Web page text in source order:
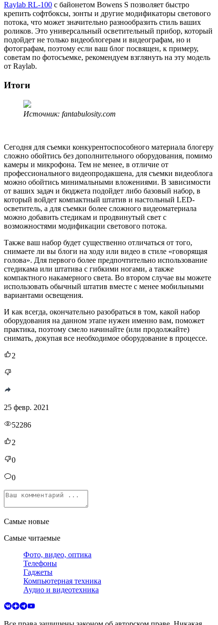
Raylab RL-100 с байонетом Bowens S позволяет быстро
крепить софтбоксы, зонты и другие модификаторы светового
потока, что может значительно разнообразить стиль ваших
роликов. Это универсальный осветительный прибор, который
подойдет не только видеоблогерам и видеографам, но и
фотографам, поэтому если ваш блог посвящен, к примеру,
советам по фотосъемке, рекомендуем взглянуть на эту модель
от Raylab.
Итоги
Источник: fantabulosity.com
Сегодня для съемки конкурентоспособного материала блогеру
сложно обойтись без дополнительного оборудования, помимо
камеры и микрофона. Тем не менее, в отличие от
профессионального видеопродакшена, для съемки видеоблога
можно обойтись минимальными вложениями. В зависимости
от ваших задач и бюджета подойдет либо базовый набор, в
который войдет компактный штатив и настольный LED-
осветитель, а для съемки более сложного видеоматериала
можно добавить стедикам и продвинутый свет с
возможностями модификации светового потока.
Также ваш набор будет существенно отличаться от того,
снимаете ли вы блоги на ходу или видео в стиле «говорящая
голова». Для первого более предпочтительно использование
стедикама или штатива с гибкими ногами, а также
компактного накамерного света. Во втором случае вы можете
использовать обычный штатив вместе с менее мобильными
вариантами освещения.
И как всегда, окончательно разобраться в том, какой набор
оборудования на данном этапе нужен именно вам, поможет
практика, поэтому смело начинайте (или продолжайте)
снимать, докупая все необходимое оборудование в процессе.
2
25 февр. 2021
52286
2
0
0
Самые новые
Самые читаемые
Фото, видео, оптика
Телефоны
Гаджеты
Компьютерная техника
Аудио и видеотехника